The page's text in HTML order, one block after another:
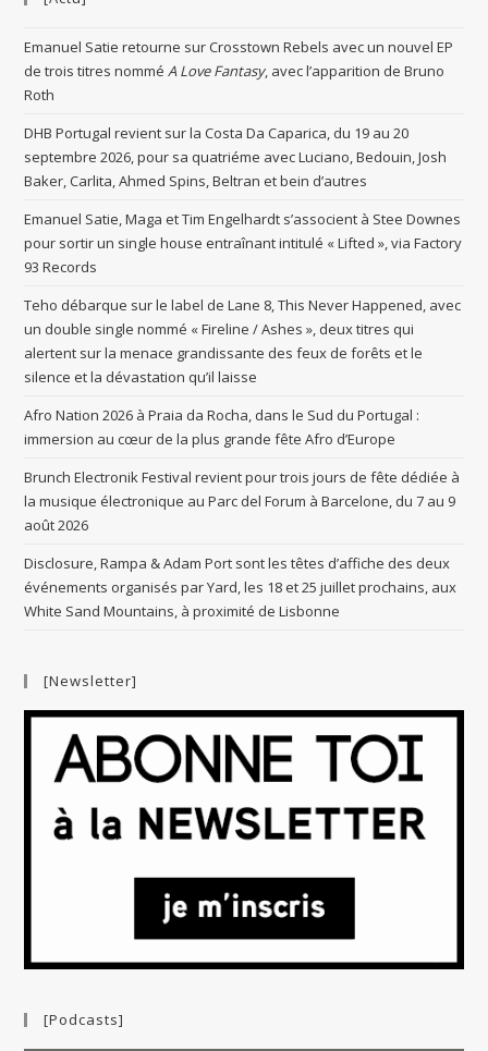
Emanuel Satie retourne sur Crosstown Rebels avec un nouvel EP
de trois titres nomméA Love Fantasy, avec l’apparition de Bruno
Roth
DHB Portugal revient sur la Costa Da Caparica, du 19 au 20
septembre 2026, pour sa quatriéme avec Luciano, Bedouin, Josh
Baker, Carlita, Ahmed Spins, Beltran et bein d’autres
Emanuel Satie, Maga et Tim Engelhardt s’associent à Stee Downes
pour sortir un single house entraînant intitulé « Lifted », via Factory
93 Records
Teho débarque sur le label de Lane 8, This Never Happened, avec
un double single nommé « Fireline / Ashes », deux titres qui
alertent sur la menace grandissante des feux de forêts et le
silence et la dévastation qu’il laisse
Afro Nation 2026 à Praia da Rocha, dans le Sud du Portugal :
immersion au cœur de la plus grande fête Afro d’Europe
Brunch Electronik Festival revient pour trois jours de fête dédiée à
la musique électronique au Parc del Forum à Barcelone, du 7 au 9
août 2026
Disclosure, Rampa & Adam Port sont les têtes d’affiche des deux
événements organisés par Yard, les 18 et 25 juillet prochains, aux
White Sand Mountains, à proximité de Lisbonne
[Newsletter]
[Podcasts]